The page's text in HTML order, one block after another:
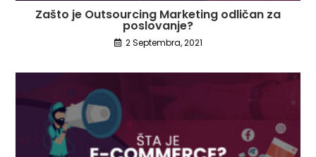
Zašto je Outsourcing Marketing odličan za
poslovanje?
2 Septembra, 2021